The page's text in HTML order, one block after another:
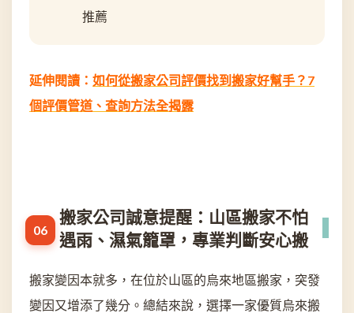
推薦
延伸閱讀： 如何從搬家公司評價找到搬家好幫手？7
個評價管道、查詢方法全揭露
搬家公司誠意提醒：山區搬家不怕
遇雨、濕氣籠罩，專業判斷安心搬
搬家變因本就多，在位於山區的烏來地區搬家，突發
變因又增添了幾分。總結來說，選擇一家優質烏來搬